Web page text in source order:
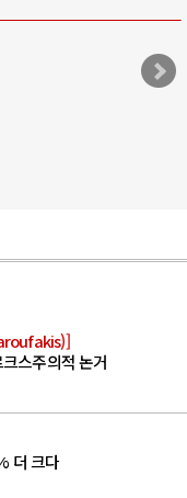
스주의적 논거
더 크다